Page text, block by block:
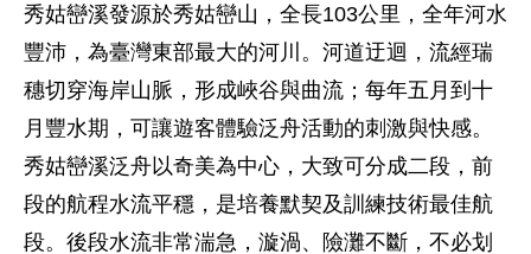
秀姑巒溪發源於秀姑巒山，全長103公里，全年河水
豐沛，為臺灣東部最大的河川。河道迂迴，流經瑞
穗切穿海岸山脈，形成峽谷與曲流；每年五月到十
月豐水期，可讓遊客體驗泛舟活動的刺激與快感。
秀姑巒溪泛舟以奇美為中心，大致可分成二段，前
段的航程水流平穩，是培養默契及訓練技術最佳航
段。後段水流非常湍急，漩渦、險灘不斷，不必划